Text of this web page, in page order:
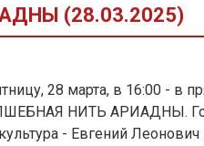
(28.03.2025)
28 марта, в 16:00 -
НИТЬ АРИАДНЫ.
- Евгений